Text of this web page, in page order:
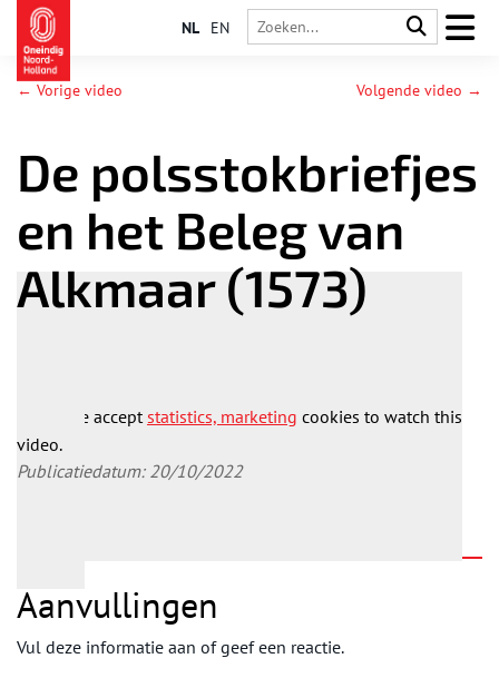
NL EN
← Vorige video Volgende video →
De polsstokbriefjes
en het Beleg van
Alkmaar (1573)
Please acceptstatistics, marketing cookies to watch this
video.
Publicatiedatum: 20/10/2022
Aanvullingen
Vul deze informatie aan of geef een reactie.